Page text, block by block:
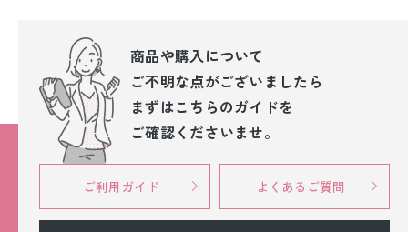
商品や購入について
ご不明な点がございましたら
まずはこちらのガイドを
ご確認くださいませ。
ご利用ガイド よくあるご質問